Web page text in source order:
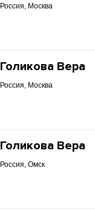
Россия, Москва
Голикова Вера
Россия, Москва
Голикова Вера
Россия, Омск